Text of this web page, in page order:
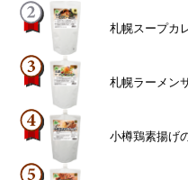
札幌スープカ
札幌ラーメン
小樽鶏素揚げ